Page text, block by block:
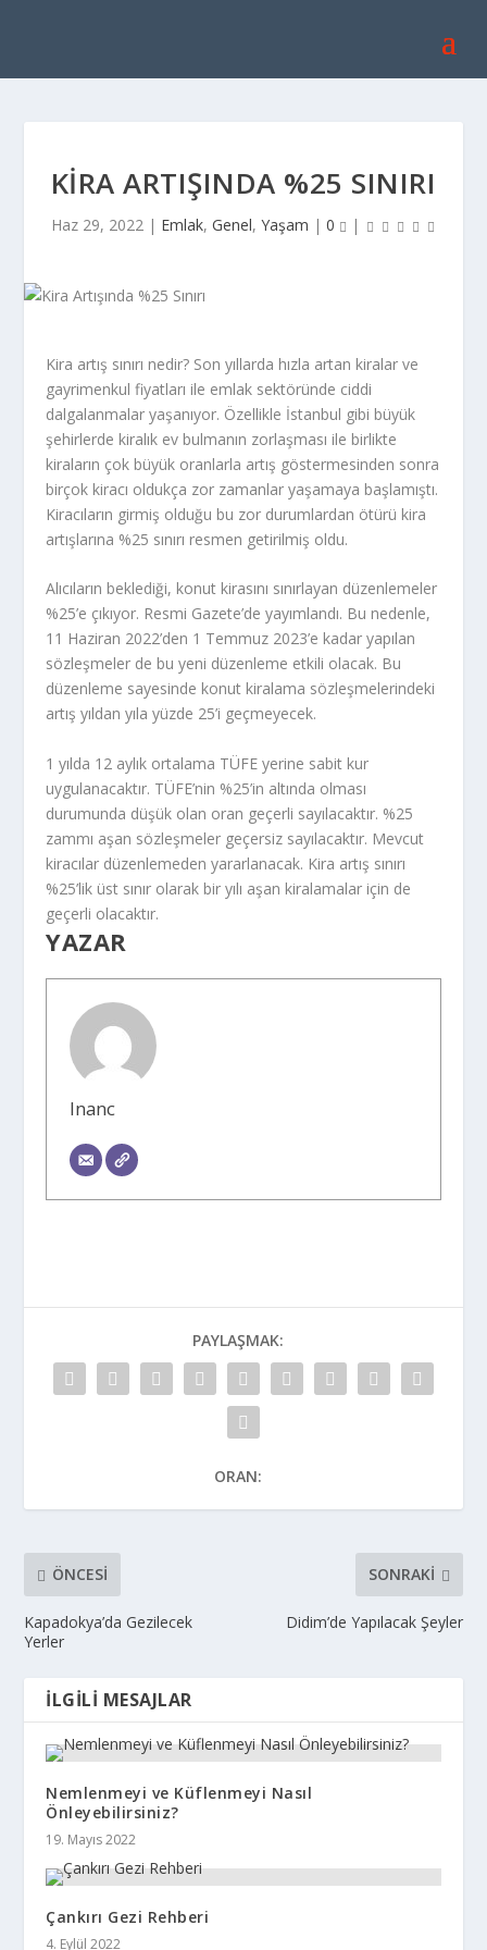
KIRA ARTIŞINDA %25 SINIRI
Haz 29, 2022 | Emlak, Genel, Yaşam | 0 |
Kira artış sınırı nedir? Son yıllarda hızla artan kiralar ve
gayrimenkul fiyatları ile emlak sektöründe ciddi
dalgalanmalar yaşanıyor. Özellikle İstanbul gibi büyük
şehirlerde kiralık ev bulmanın zorlaşması ile birlikte
kiraların çok büyük oranlarla artış göstermesinden sonra
birçok kiracı oldukça zor zamanlar yaşamaya başlamıştı.
Kiracıların girmiş olduğu bu zor durumlardan ötürü kira
artışlarına %25 sınırı resmen getirilmiş oldu.
Alıcıların beklediği, konut kirasını sınırlayan düzenlemeler
%25’e çıkıyor. Resmi Gazete’de yayımlandı. Bu nedenle,
11 Haziran 2022’den 1 Temmuz 2023’e kadar yapılan
sözleşmeler de bu yeni düzenleme etkili olacak. Bu
düzenleme sayesinde konut kiralama sözleşmelerindeki
artış yıldan yıla yüzde 25’i geçmeyecek.
1 yılda 12 aylık ortalama TÜFE yerine sabit kur
uygulanacaktır. TÜFE’nin %25’in altında olması
durumunda düşük olan oran geçerli sayılacaktır. %25
zammı aşan sözleşmeler geçersiz sayılacaktır. Mevcut
kiracılar düzenlemeden yararlanacak. Kira artış sınırı
%25’lik üst sınır olarak bir yılı aşan kiralamalar için de
geçerli olacaktır.
YAZAR
Inanc
PAYLAŞMAK:
ORAN:
ÖNCESI
Kapadokya’da Gezilecek
Yerler
SONRAKI
Didim’de Yapılacak Şeyler
İLGILI MESAJLAR
Nemlenmeyi ve Küflenmeyi Nasıl
Önleyebilirsiniz?
19. Mayıs 2022
Çankırı Gezi Rehberi
4. Eylül 2022